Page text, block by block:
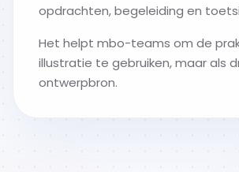
opdrachten, begeleiding en
Het helpt mbo-teams om de
illustratie te gebruiken, maar als
ontwerpbron.